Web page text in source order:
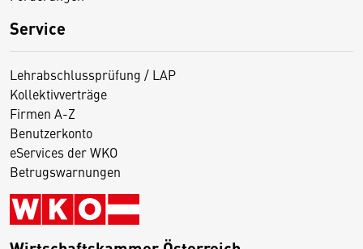
Service
Lehrabschlussprüfung / LAP
Kollektivverträge
Firmen A-Z
Benutzerkonto
eServices der WKO
Betrugswarnungen